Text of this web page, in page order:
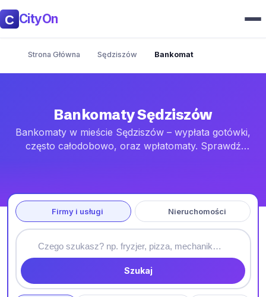
CityOn
Strona Główna Sędziszów Bankomat
Bankomaty Sędziszów
Bankomaty w mieście Sędziszów – wypłata gotówki,
często całodobowo, oraz wpłatomaty. Sprawdź
Firmy i usługi Nieruchomości
Szukaj